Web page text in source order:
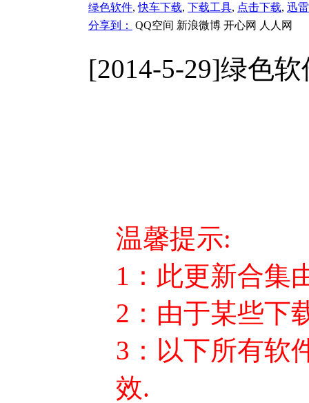
绿色软件,快车下载, 下载工具, 点击下载, 迅雷
分享到：
QQ空间 新浪微博 开心网 人人网
[2014-5-29]绿色
温馨提示:
1：此更新合集
2：由于某些下
3：以下所有软
效.